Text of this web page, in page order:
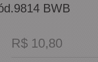
BWB
R$ 10,80